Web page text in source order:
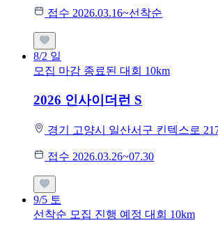
접수 2026.03.16~선착순
8/2 일
모집 마감 종료된 대회 10km
2026 인사이더런 S
경기 고양시 일산서구 킨텍스로
접수 2026.03.26~07.30
9/5 토
선착순 모집 진행 예정 대회 10km